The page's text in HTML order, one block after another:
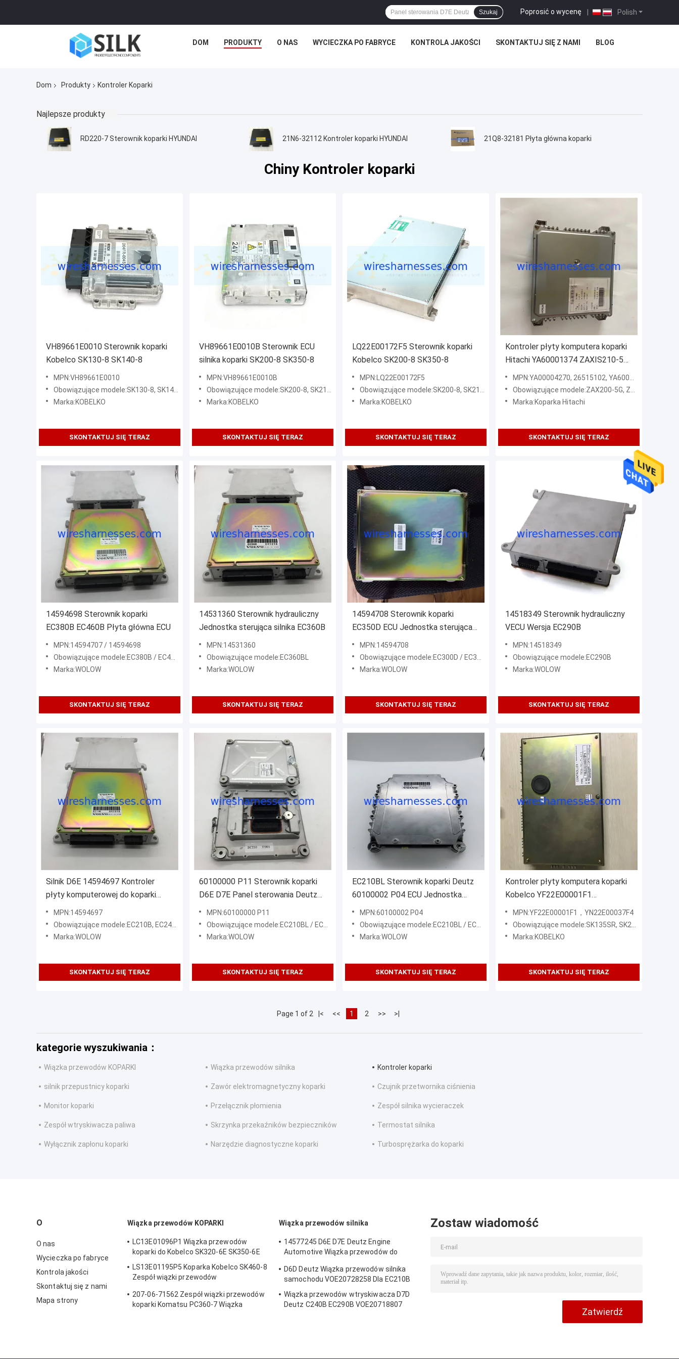
Polish
Poprosić o wycenę |
Szukaj
DOM PRODUKTY O NAS WYCIECZKA PO FABRYCE KONTROLA JAKOŚCI SKONTAKTUJ SIĘ Z NAMI BLOG
Dom Produkty Kontroler Koparki
Najlepsze produkty
RD220-7 Sterownik koparki HYUNDAI 21N6-32112 Kontroler koparki HYUNDAI 21Q8-32181 Płyta główna koparki
Chiny Kontroler koparki
VH89661E0010 Sterownik koparki
Kobelco SK130-8 SK140-8
MPN:VH89661E0010
Obowiązujące modele:SK130-8, SK140-8
Marka:KOBELKO
SKONTAKTUJ SIĘ TERAZ
VH89661E0010B Sterownik ECU
silnika koparki SK200-8 SK350-8
MPN:VH89661E0010B
Obowiązujące modele:SK200-8, SK210-8, SK250-8, SK260-8, SK330-8, SK350-8
Marka:KOBELKO
SKONTAKTUJ SIĘ TERAZ
LQ22E00172F5 Sterownik koparki
Kobelco SK200-8 SK350-8
MPN:LQ22E00172F5
Obowiązujące modele:SK200-8, SK210-8, SK250-8, SK260-8, SK330-8, SK350-8
Marka:KOBELKO
SKONTAKTUJ SIĘ TERAZ
Kontroler płyty komputera koparki
Hitachi YA60001374 ZAXIS210-5G
YA60001380
MPN:YA00004270, 26515102, YA60001374, YA60001380, YA60023948
Obowiązujące modele:ZAX200-5G, ZAX210-5G, ZAX240-5G, ZAX330-5G, ZAX350-5G, ZAX470-5G
Marka:Koparka Hitachi
SKONTAKTUJ SIĘ TERAZ
14594698 Sterownik koparki
EC380B EC460B Płyta główna ECU
MPN:14594707 / 14594698
Obowiązujące modele:EC380B / EC460B / EC480B
Marka:WOLOW
SKONTAKTUJ SIĘ TERAZ
14531360 Sterownik hydrauliczny
Jednostka sterująca silnika EC360B
MPN:14531360
Obowiązujące modele:EC360BL
Marka:WOLOW
SKONTAKTUJ SIĘ TERAZ
14594708 Sterownik koparki
EC350D ECU Jednostka sterująca
silnika
MPN:14594708
Obowiązujące modele:EC300D / EC350D / EC380D
Marka:WOLOW
SKONTAKTUJ SIĘ TERAZ
14518349 Sterownik hydrauliczny
VECU Wersja EC290B
MPN:14518349
Obowiązujące modele:EC290B
Marka:WOLOW
SKONTAKTUJ SIĘ TERAZ
Silnik D6E 14594697 Kontroler
płyty komputerowej do koparki
EC210B
MPN:14594697
Obowiązujące modele:EC210B, EC240B, EC140B
Marka:WOLOW
SKONTAKTUJ SIĘ TERAZ
60100000 P11 Sterownik koparki
D6E D7E Panel sterowania Deutz
ECU
MPN:60100000 P11
Obowiązujące modele:EC210BL / EC240BL / EC290BL
Marka:WOLOW
SKONTAKTUJ SIĘ TERAZ
EC210BL Sterownik koparki Deutz
60100002 P04 ECU Jednostka
sterująca silnika
MPN:60100002 P04
Obowiązujące modele:EC210BL / EC240BL / EC290BL
Marka:WOLOW
SKONTAKTUJ SIĘ TERAZ
Kontroler płyty komputera koparki
Kobelco YF22E00001F1
YN22E00037F4 dla SK200-6
MPN:YF22E00001F1，YN22E00037F4
Obowiązujące modele:SK135SR, SK235SR, SK130-6, SK200-6, SK230-6
Marka:KOBELKO
SKONTAKTUJ SIĘ TERAZ
Page 1 of 2 |< << 1 2 >> >|
kategorie wyszukiwania：
Wiązka przewodów KOPARKI Wiązka przewodów silnika Kontroler koparki
silnik przepustnicy koparki Zawór elektromagnetyczny koparki Czujnik przetwornika ciśnienia
Monitor koparki Przełącznik płomienia Zespół silnika wycieraczek
Zespół wtryskiwacza paliwa Skrzynka przekaźników bezpieczników Termostat silnika
Wyłącznik zapłonu koparki Narzędzie diagnostyczne koparki Turbosprężarka do koparki
O
O nas
Wycieczka po fabryce
Kontrola jakości
Skontaktuj się z nami
Mapa strony
Wiązka przewodów KOPARKI
LC13E01096P1 Wiązka przewodów
koparki do Kobelco SK320-6E SK350-6E
LS13E01195P5 Koparka Kobelco SK460-8
Zespół wiązki przewodów
207-06-71562 Zespół wiązki przewodów
koparki Komatsu PC360-7 Wiązka
Wiązka przewodów silnika
14577245 D6E D7E Deutz Engine
Automotive Wiązka przewodów do
D6D Deutz Wiązka przewodów silnika
samochodu VOE20728258 Dla EC210B
Wiązka przewodów wtryskiwacza D7D
Deutz C240B EC290B VOE20718807
Zostaw wiadomość